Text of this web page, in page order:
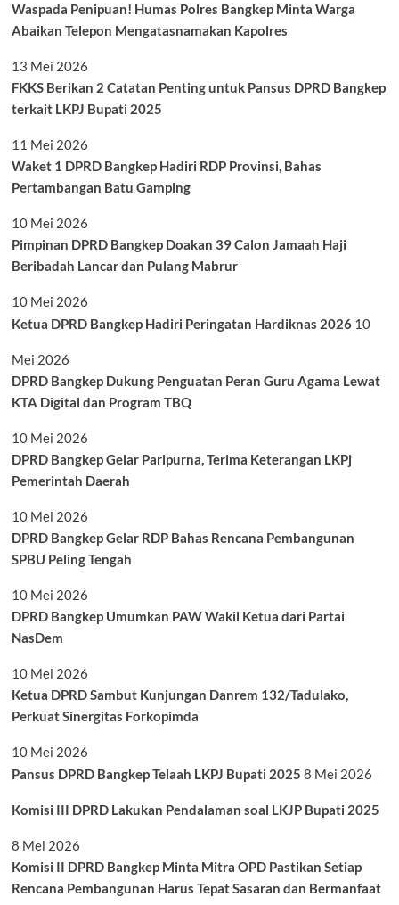
Waspada Penipuan! Humas Polres Bangkep Minta Warga
Abaikan Telepon Mengatasnamakan Kapolres
13 Mei 2026
FKKS Berikan 2 Catatan Penting untuk Pansus DPRD Bangkep
terkait LKPJ Bupati 2025
11 Mei 2026
Waket 1 DPRD Bangkep Hadiri RDP Provinsi, Bahas
Pertambangan Batu Gamping
10 Mei 2026
Pimpinan DPRD Bangkep Doakan 39 Calon Jamaah Haji
Beribadah Lancar dan Pulang Mabrur
10 Mei 2026
Ketua DPRD Bangkep Hadiri Peringatan Hardiknas 2026 10
Mei 2026
DPRD Bangkep Dukung Penguatan Peran Guru Agama Lewat
KTA Digital dan Program TBQ
10 Mei 2026
DPRD Bangkep Gelar Paripurna, Terima Keterangan LKPj
Pemerintah Daerah
10 Mei 2026
DPRD Bangkep Gelar RDP Bahas Rencana Pembangunan
SPBU Peling Tengah
10 Mei 2026
DPRD Bangkep Umumkan PAW Wakil Ketua dari Partai
NasDem
10 Mei 2026
Ketua DPRD Sambut Kunjungan Danrem 132/Tadulako,
Perkuat Sinergitas Forkopimda
10 Mei 2026
Pansus DPRD Bangkep Telaah LKPJ Bupati 2025 8 Mei 2026
Komisi III DPRD Lakukan Pendalaman soal LKJP Bupati 2025
8 Mei 2026
Komisi II DPRD Bangkep Minta Mitra OPD Pastikan Setiap
Rencana Pembangunan Harus Tepat Sasaran dan Bermanfaat